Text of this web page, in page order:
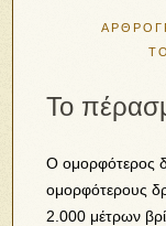
Το
Ο ομορφότερος
ομορφότερους
2.000 μέτρων